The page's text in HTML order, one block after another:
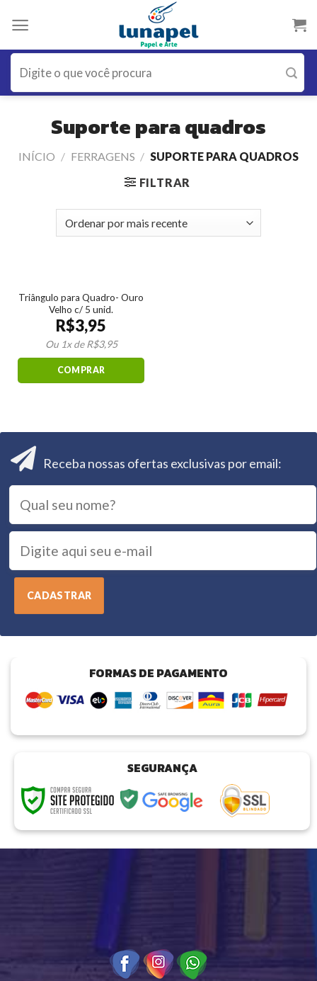
Pesquisar
por:
Suporte para quadros
INÍCIO / FERRAGENS / SUPORTE PARA QUADROS
FILTRAR
Triângulo para Quadro- Ouro
Velho c/ 5 unid.
R$3,95
Ou 1x deR$3,95
COMPRAR
Receba nossas ofertas exclusivas por email:
FORMAS DE PAGAMENTO
SEGURANÇA